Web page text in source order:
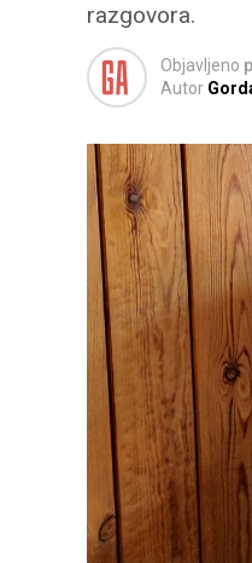
razgovora.
Objavljeno
Autor